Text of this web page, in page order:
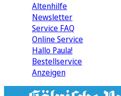
Altenhilfe
Newsletter
Service FAQ
Online Service
Hallo Paula!
Bestellservice
Anzeigen